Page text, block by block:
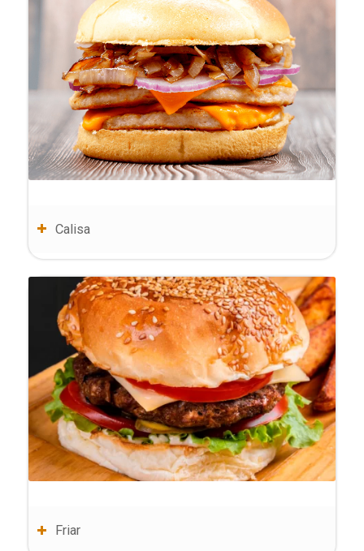
Calisa
Friar